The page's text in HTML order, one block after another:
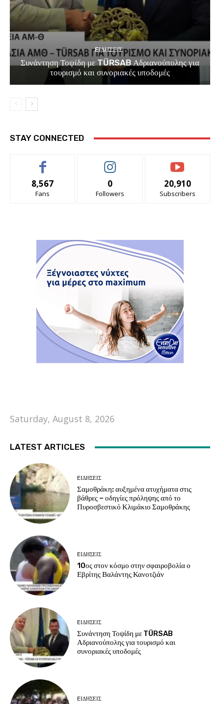
EΙΔΗΣΕΙΣ
Συνάντηση Τοψίδη με TÜRSAB Αδριανούπολης για
τουρισμό και συνοριακές υποδομές
STAY CONNECTED
8,567
Fans
0
Followers
20,910
Subscribers
Saturday, August 8, 2026
LATEST ARTICLES
EΙΔΗΣΕΙΣ
Σαμοθράκη: αυξημένα ατυχήματα στις
βάθρες – οδηγίες πρόληψης από το
Πυροσβεστικό Κλιμάκιο Σαμοθράκης
EΙΔΗΣΕΙΣ
10ος στον κόσμο στην σφαιροβολία ο
Εβρίτης Βαλάντης Κανοτζιάν
EΙΔΗΣΕΙΣ
Συνάντηση Τοψίδη με TÜRSAB
Αδριανούπολης για τουρισμό και
συνοριακές υποδομές
EΙΔΗΣΕΙΣ